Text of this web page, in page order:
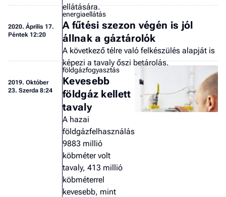
ellátására.
2020. Április 17.
Péntek 12:20
energiaellátás
A fűtési szezon végén is jól
állnak a gáztárolók
A következő télre való felkészülés alapját is
képezi a tavaly őszi betárolás.
2019. Október
23. Szerda 8:24
földgázfogyasztás
Kevesebb
földgáz kellett
tavaly
A hazai
földgázfelhasználás
9883 millió
köbméter volt
tavaly, 413 millió
köbméterrel
kevesebb, mint